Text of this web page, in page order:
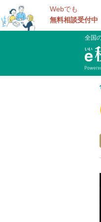
Webでも
無料相談受付中
全国